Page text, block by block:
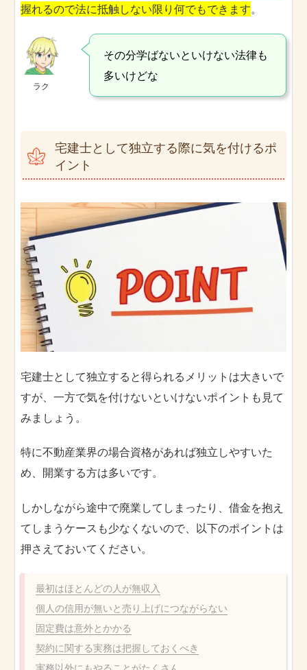
握れるので法に抵触しない限り何でもできます。
ラク
その分学ばないといけない法律も
多いけどな
宅建士として独立する際に気を付けるポ
イント
宅建士として独立すると得られるメリットは大きいで
すが、一方で気を付けないといけないポイントも見て
みましょう。
特に不動産業界の場合資格があれば独立しやすいた
め、開業する方は多いです。
しかしながら途中で廃業してしまったり、借金を抱え
てしまうケースも少なくないので、以下のポイントは
押さえておいてください。
最初はほとんどの人が無収入
個人の信用が無いと売り上げにつながらない
固定費は意外とかかる
契約に関する実務は把握しておくべき
実務以外にもやることがたくさん